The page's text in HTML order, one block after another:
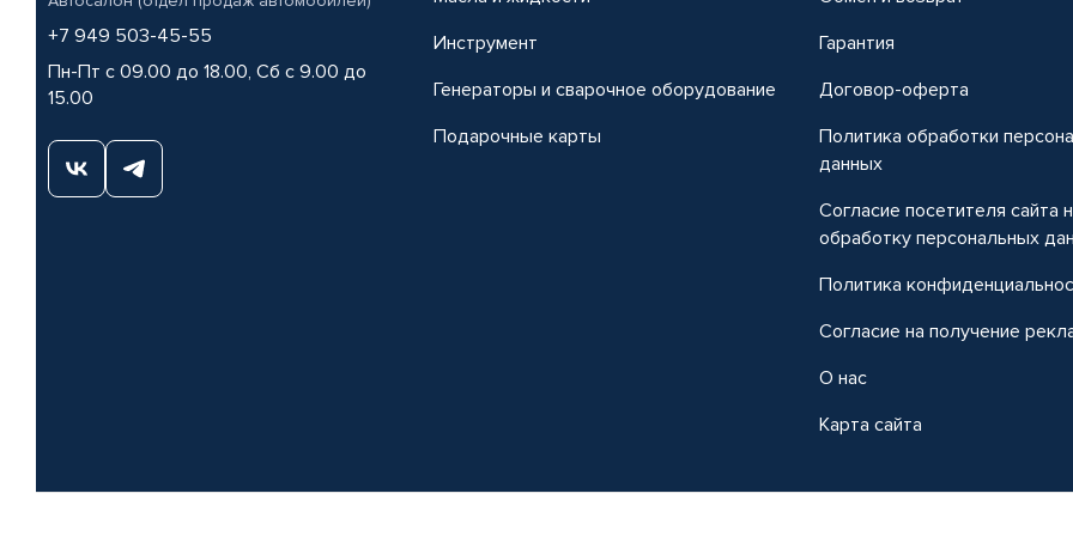
+7 949 503-45-55
Пн-Пт с 09.00 до 18.00, Сб с 9.00 до
15.00
Инструмент
Генераторы и сварочное оборудование
Подарочные карты
Гарантия
Договор-оферта
Политика обработки
данных
Согласие посетителя сайта
обработку персональных
Политика
Согласие на получение
О нас
Карта сайта